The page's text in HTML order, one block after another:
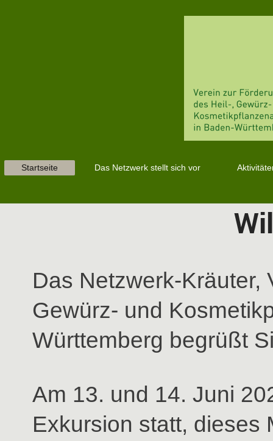
Startseite Das Netzwerk stellt sich vor
Das Netzwerk-Kräuter,
Gewürz- und
Württemberg begrüßt
Am 13. und 14. Juni
Exkursion statt, dieses